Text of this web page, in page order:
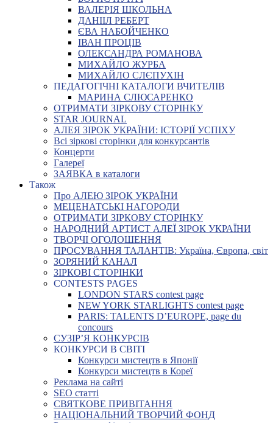
ВАЛЕРІЯ ШКОЛЬНА
ДАНІІЛ РЕБЕРТ
ЄВА НАБОЙЧЕНКО
ІВАН ПРОЦІВ
ОЛЕКСАНДРА РОМАНОВА
МИХАЙЛО ЖУРБА
МИХАЙЛО СЛЄПУХІН
ПЕДАГОГІЧНІ КАТАЛОГИ ВЧИТЕЛІВ
МАРИНА СЛЮСАРЕНКО
ОТРИМАТИ ЗІРКОВУ СТОРІНКУ
STAR JOURNAL
АЛЕЯ ЗІРОК УКРАЇНИ: ІСТОРІЇ УСПІХУ
Всі зіркові сторінки для конкурсантів
Концерти
Галереї
ЗАЯВКА в каталоги
Також
Про АЛЕЮ ЗІРОК УКРАЇНИ
МЕЦЕНАТСЬКІ НАГОРОДИ
ОТРИМАТИ ЗІРКОВУ СТОРІНКУ
НАРОДНИЙ АРТИСТ АЛЕЇ ЗІРОК УКРАЇНИ
ТВОРЧІ ОГОЛОШЕННЯ
ПРОСУВАННЯ ТАЛАНТІВ: Україна, Європа, світ
ЗОРЯНИЙ КАНАЛ
ЗІРКОВІ СТОРІНКИ
CONTESTS PAGES
LONDON STARS contest page
NEW YORK STARLIGHTS contest page
PARIS: TALENTS D’EUROPE, page du
concours
СУЗІР’Я КОНКУРСІВ
КОНКУРСИ В СВІТІ
Конкурси мистецтв в Японії
Конкурси мистецтв в Кореї
Реклама на сайті
SEO статті
СВЯТКОВЕ ПРИВІТАННЯ
НАЦІОНАЛЬНИЙ ТВОРЧИЙ ФОНД